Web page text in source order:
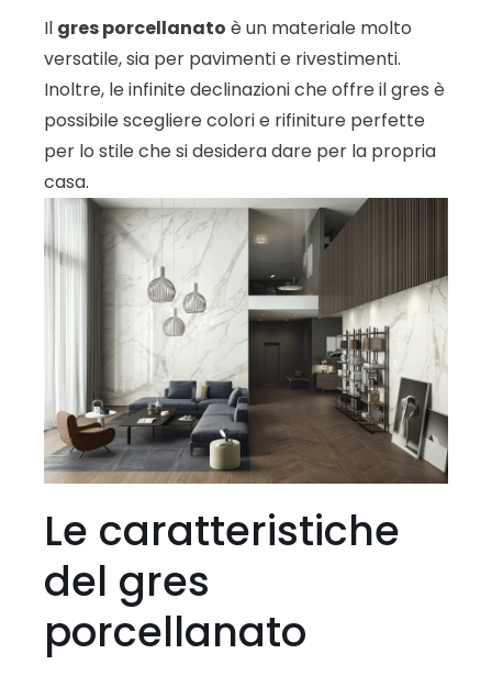
Il gres porcellanato è un materiale molto
versatile, sia per pavimenti e rivestimenti.
Inoltre, le infinite declinazioni che offre il gres è
possibile scegliere colori e rifiniture perfette
per lo stile che si desidera dare per la propria
casa.
Le caratteristiche
del gres
porcellanato